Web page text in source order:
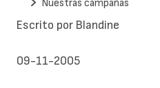
Escrito por Blandine
09-11-2005
Nuestras campañas